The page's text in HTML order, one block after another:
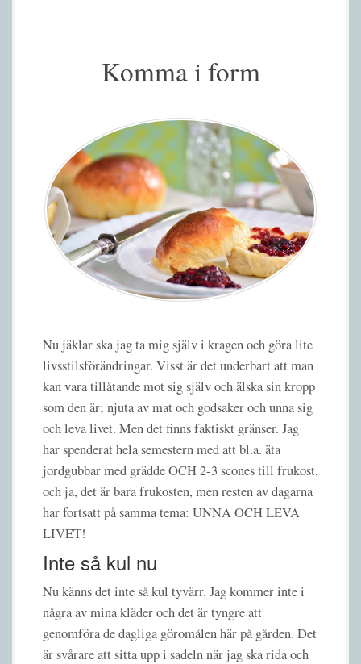
Komma i form
Nu jäklar ska jag ta mig själv i kragen och göra lite
livsstilsförändringar. Visst är det underbart att man
kan vara tillåtande mot sig själv och älska sin kropp
som den är; njuta av mat och godsaker och unna sig
och leva livet. Men det finns faktiskt gränser. Jag
har spenderat hela semestern med att bl.a. äta
jordgubbar med grädde OCH 2-3 scones till frukost,
och ja, det är bara frukosten, men resten av dagarna
har fortsatt på samma tema: UNNA OCH LEVA
LIVET!
Inte så kul nu
Nu känns det inte så kul tyvärr. Jag kommer inte i
några av mina kläder och det är tyngre att
genomföra de dagliga göromålen här på gården. Det
är svårare att sitta upp i sadeln när jag ska rida och